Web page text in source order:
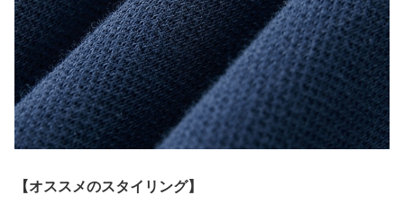
【オススメのスタイリング】